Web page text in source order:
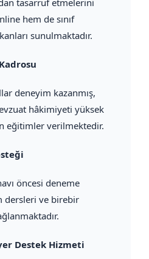
tasarruf etmelerini
hem de sınıf
sunulmaktadır.
deneyim kazanmış,
hâkimiyeti yüksek
eğitimler verilmektedir.
öncesi deneme
dersleri ve birebir
Destek Hizmeti